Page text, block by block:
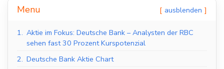
Menu ausblenden
1. Aktie im Fokus: Deutsche Bank – Analysten der RBC
sehen fast 30 Prozent Kurspotenzial
2. Deutsche Bank Aktie Chart